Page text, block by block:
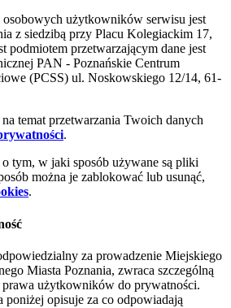
użytkowników serwisu jest
z siedzibą przy Placu Kolegiackim 17,
podmiotem przetwarzającym dane jest
PAN - Poznańskie Centrum
(PCSS) ul. Noskowskiego 12/14, 61-
temat przetwarzania Twoich danych
.
o tym, w jaki sposób używane są pliki
można je zablokować lub usunąć,
.
za prowadzenie Miejskiego
Miasta Poznania, zwraca szczególną
prawa użytkowników do prywatności.
poniżej opisuje za co odpowiadają